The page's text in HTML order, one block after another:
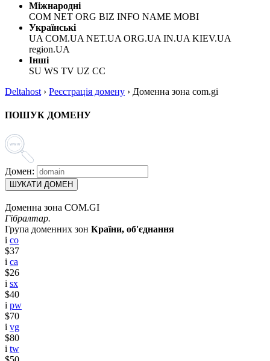
Міжнародні
COM NET ORG BIZ INFO NAME MOBI
Українські
UA COM.UA NET.UA ORG.UA IN.UA KIEV.UA
region.UA
Інші
SU WS TV UZ CC
Deltahost › Реєстрація домену › Доменна зона com.gi
ПОШУК ДОМЕНУ
Домен:
ШУКАТИ ДОМЕН
Доменна зона COM.GI
Гібралтар.
Група доменних зон Країни, об'єднання
i co
$37
i ca
$26
i sx
$40
i pw
$70
i vg
$80
i tw